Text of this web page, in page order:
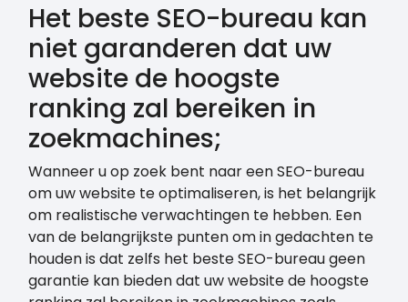
Het beste SEO-bureau kan
niet garanderen dat uw
website de hoogste
ranking zal bereiken in
zoekmachines;
Wanneer u op zoek bent naar een SEO-bureau
om uw website te optimaliseren, is het belangrijk
om realistische verwachtingen te hebben. Een
van de belangrijkste punten om in gedachten te
houden is dat zelfs het beste SEO-bureau geen
garantie kan bieden dat uw website de hoogste